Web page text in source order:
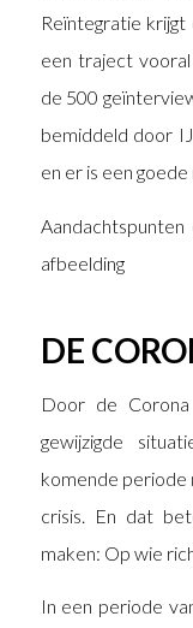
Reïntegratie krijgt
een traject
de 500
bemiddeld door
en er is een
afbeelding
DE
Door de
gewijzigde
komende periode
crisis. En dat
maken: Op wie
In een periode